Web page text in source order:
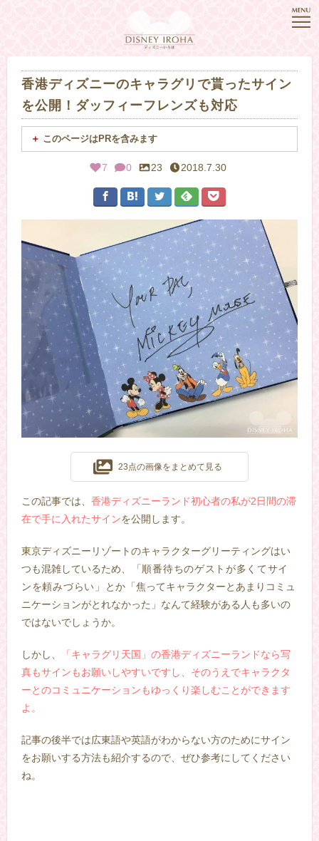
香港ディズニーのキャラグリで貰ったサイン
を公開！ダッフィーフレンズも対応
このページはPRを含みます
7 0 23 2018.7.30
23点の画像をまとめて見る
この記事では、 香港ディズニーランド初心者の私が2日間の滞
在で手に入れたサインを公開します。
東京ディズニーリゾートのキャラクターグリーティングはい
つも混雑しているため 、「順番待ちのゲストが多くてサイ
ンを頼みづらい」とか 「焦ってキャラクターとあまりコミュ
ニケーションがとれなかった」なんて経験がある人も多いの
ではないでしょうか。
しかし、
「キャラグリ天国」の香港ディズニーランドなら写
真もサインもお願いしやすいですし、そのうえでキャラクタ
ーとのコミュニケーションもゆっくり楽しむことができます
よ。
記事の後半では広東語や英語がわからない方のためにサイン
をお願いする方法も紹介するので、ぜひ参考にしてください
ね。